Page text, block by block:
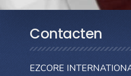
Contacten
EZCORE